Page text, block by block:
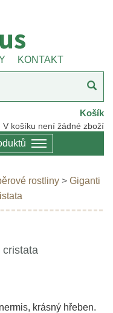
KONTAKT
Košík
V košíku není žádné zboží
rostliny > Giganti
cristata
krásný hřeben.